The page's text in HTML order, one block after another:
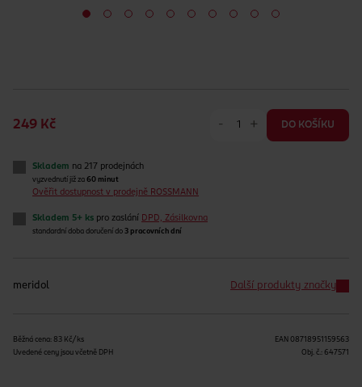
249 Kč - + DO KOŠÍKU
Skladem na 217 prodejnách
vyzvednutí již za 60 minut
Ověřit dostupnost v prodejně ROSSMANN
Skladem 5+ ks pro zaslání DPD, Zásilkovna
standardní doba doručení do 3 pracovních dní
meridol Další produkty značky
Běžná cena: 83 Kč/ks
Uvedené ceny jsou včetně DPH
EAN 08718951159563
Obj. č.: 647571